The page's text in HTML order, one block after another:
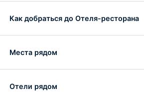
Как добраться до Отеля-ресторана
Места рядом
Отели рядом